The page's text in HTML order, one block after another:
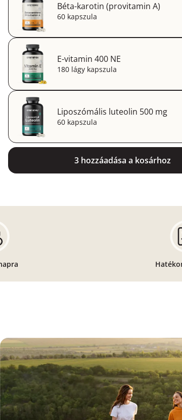
Béta-karotin (provitamin A)
60 kapszula
E-vitamin 400 NE
180 lágy kapszula
Liposzómális luteolin 500 mg
60 kapszula
3 hozzáadása a kosárhoz